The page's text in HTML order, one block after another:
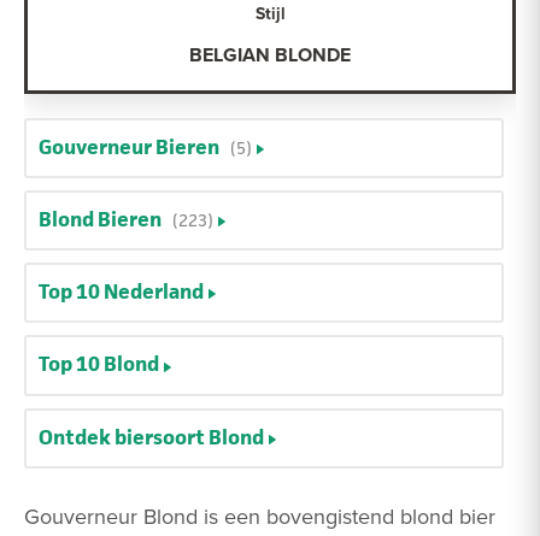
Gouverneur Blond is een bovengistend blond bier
Stijl
BELGIAN BLONDE
Gouverneur Bieren (5)
Blond Bieren (223)
Top 10 Nederland
Top 10 Blond
Ontdek biersoort Blond